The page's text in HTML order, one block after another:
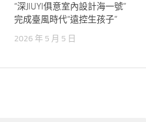
“深JIUYI俱意室內設計海一號”
完成臺風時代“遠控生孩子”
2026 年 5 月 5 日